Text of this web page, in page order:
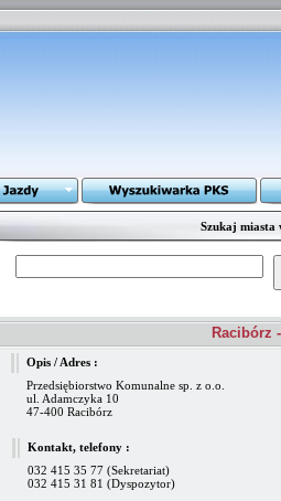
Szukaj miasta
Racibórz
Opis / Adres :
Przedsiębiorstwo Komunalne sp. z o.o.
ul. Adamczyka 10
47-400 Racibórz
Kontakt, telefony :
032 415 35 77 (Sekretariat)
032 415 31 81 (Dyspozytor)